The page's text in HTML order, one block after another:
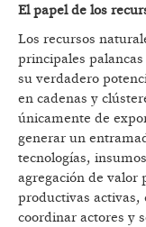
El papel de los
Los recursos
principales
su verdadero
en cadenas y
únicamente de
generar un
tecnologías,
agregación de valor
productivas activas,
coordinar actores y